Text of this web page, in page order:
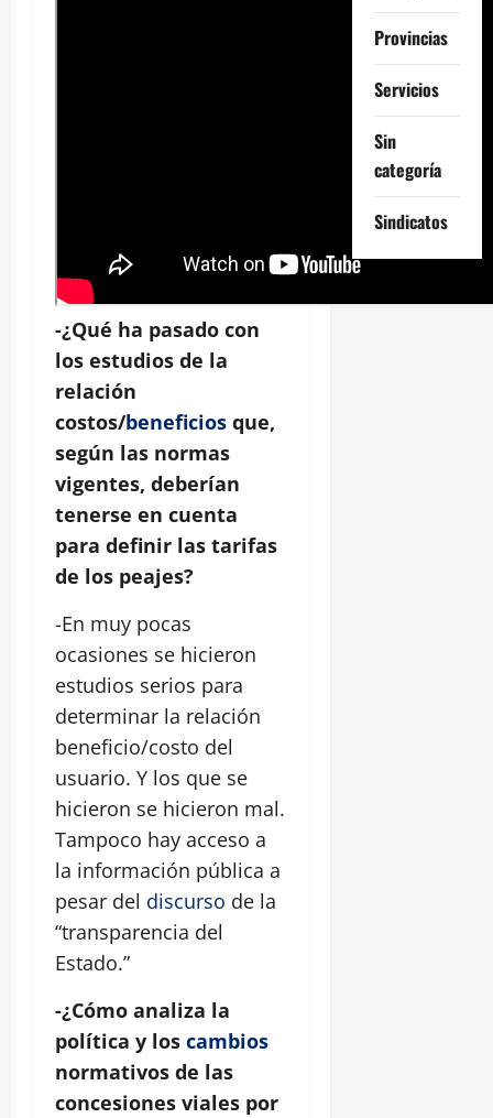
-¿Qué ha pasado con
los estudios de la
relación
costos/beneficios que,
según las normas
vigentes, deberían
tenerse en cuenta
para definir las tarifas
de los peajes?
-En muy pocas
ocasiones se hicieron
estudios serios para
determinar la relación
beneficio/costo del
usuario. Y los que se
hicieron se hicieron mal.
Tampoco hay acceso a
la información pública a
pesar del discurso de la
“transparencia del
Estado.”
-¿Cómo analiza la
política y los cambios
normativos de las
concesiones viales por
Provincias
Servicios
Sin
categoría
Sindicatos